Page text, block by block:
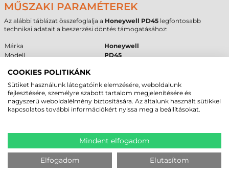
MŰSZAKI PARAMÉTEREK
Az alábbi táblázat összefoglalja a Honeywell PD45 legfontosabb
technikai adatait a beszerzési döntés támogatásához:
Márka
Honeywell
Modell
PD45
Felbontás
Kategória
közepes
Max. tekercsátmérő
203 mm
Cséveméret
76 mm
Interfész
USB ,Ethernet
FELHASZNÁLÁSI TERÜLETEK ÉS „MIKOR
NEM EZ A MEGFELELŐ VÁLASZTÁS?”
AHoneywell PD45 címkenyomtató kiválóan teljesít az alábbi
COOKIES POLITIKÁNK
Sütiket használunk látogatóink elemzésére, weboldalunk
fejlesztésére, személyre szabott tartalom megjelenítésére és
nagyszerű weboldalélmény biztosítására. Az általunk használt sütikkel
kapcsolatos további információkért nyissa meg a beállításokat.
Mindent elfogadom
Elfogadom Elutasítom